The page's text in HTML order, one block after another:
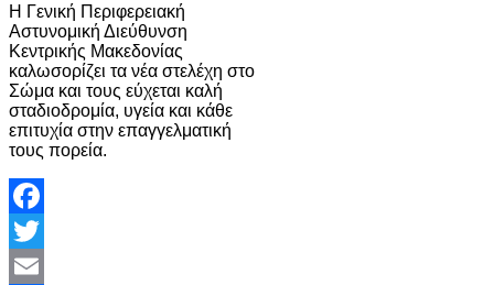
Η Γενική Περιφερειακή
Αστυνομική Διεύθυνση
Κεντρικής Μακεδονίας
καλωσορίζει τα νέα στελέχη στο
Σώμα και τους εύχεται καλή
σταδιοδρομία, υγεία και κάθε
επιτυχία στην επαγγελματική
τους πορεία.
Facebook
Twitter